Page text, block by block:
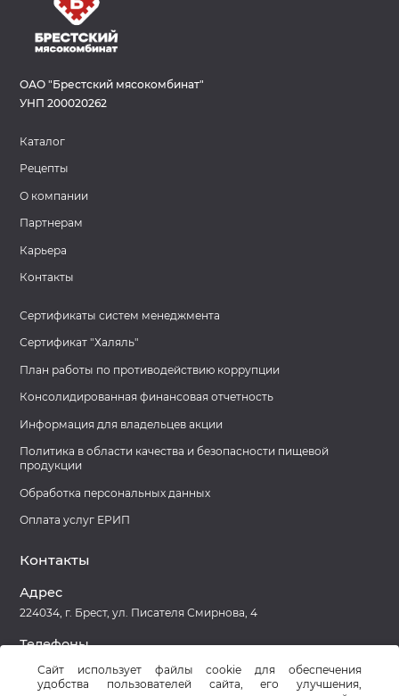
ОАО "Брестский мясокомбинат"
УНП 200020262
Каталог
Рецепты
О компании
Партнерам
Карьера
Контакты
Сертификаты систем менеджмента
Сертификат "Халяль"
План работы по противодействию коррупции
Консолидированная финансовая отчетность
Информация для владельцев акции
Политика в области качества и безопасности пищевой
продукции
Обработка персональных данных
Оплата услуг ЕРИП
Контакты
Адрес
224034, г. Брест, ул. Писателя Смирнова, 4
Телефоны
8 (0162) 27-78-39 Приемная
Сайт использует файлы cookie для обеспечения
удобства пользователей сайта, его улучшения,